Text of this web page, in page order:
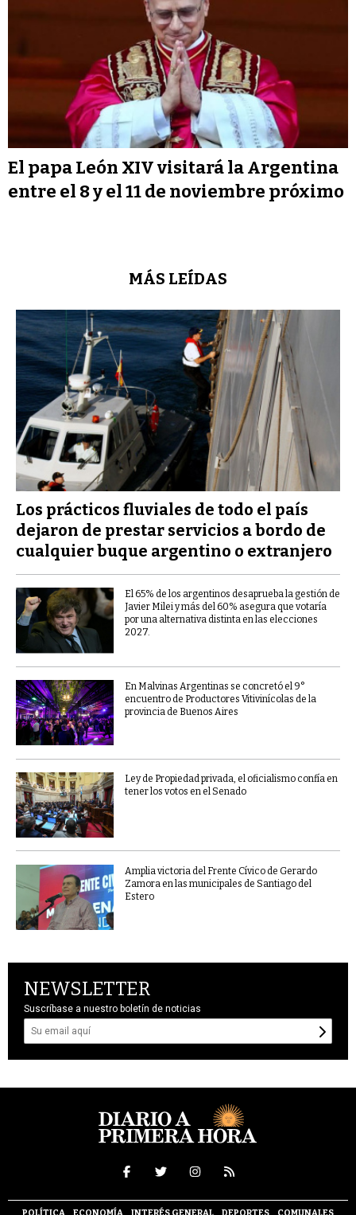
El papa León XIV visitará la Argentina
entre el 8 y el 11 de noviembre próximo
MÁS LEÍDAS
Los prácticos fluviales de todo el país
dejaron de prestar servicios a bordo de
cualquier buque argentino o extranjero
El 65% de los argentinos desaprueba la gestión de
Javier Milei y más del 60% asegura que votaría
por una alternativa distinta en las elecciones
2027.
En Malvinas Argentinas se concretó el 9°
encuentro de Productores Vitivinícolas de la
provincia de Buenos Aires
Ley de Propiedad privada, el oficialismo confía en
tener los votos en el Senado
Amplia victoria del Frente Cívico de Gerardo
Zamora en las municipales de Santiago del
Estero
NEWSLETTER
Suscríbase a nuestro boletín de noticias